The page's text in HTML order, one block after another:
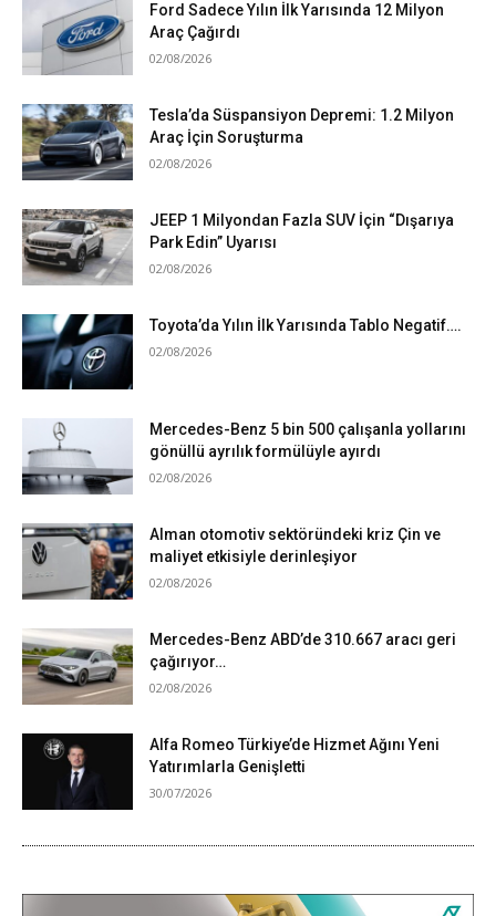
Ford Sadece Yılın İlk Yarısında 12 Milyon
Araç Çağırdı
02/08/2026
Tesla’da Süspansiyon Depremi: 1.2 Milyon
Araç İçin Soruşturma
02/08/2026
JEEP 1 Milyondan Fazla SUV İçin “Dışarıya
Park Edin” Uyarısı
02/08/2026
Toyota’da Yılın İlk Yarısında Tablo Negatif….
02/08/2026
Mercedes-Benz 5 bin 500 çalışanla yollarını
gönüllü ayrılık formülüyle ayırdı
02/08/2026
Alman otomotiv sektöründeki kriz Çin ve
maliyet etkisiyle derinleşiyor
02/08/2026
Mercedes-Benz ABD’de 310.667 aracı geri
çağırıyor…
02/08/2026
Alfa Romeo Türkiye’de Hizmet Ağını Yeni
Yatırımlarla Genişletti
30/07/2026